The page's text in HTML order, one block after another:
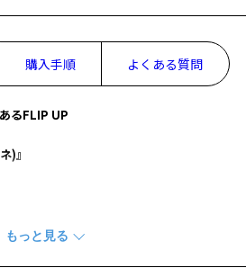
購入手順 よくある質問
るFLIP UP
)』
ネとして日常使い。